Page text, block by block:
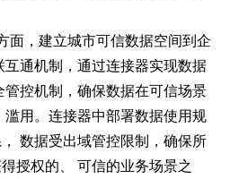
面，建立城市可信数据空间到企
通机制，通过连接器实现数据
控机制，确保数据在可信场景
用。连接器中部署数据使用规
数据受出域管控限制，确保所
授权的、 可信的业务场景之